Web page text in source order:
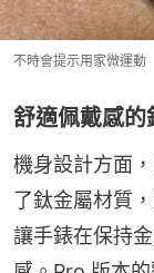
不時會提示用家微運動
舒適佩戴感的
機身設計方面
了鈦金屬材質
讓手錶在保持